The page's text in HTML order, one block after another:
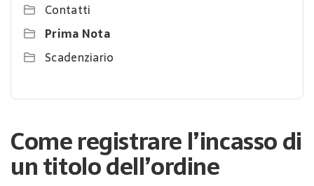
Contatti
Prima Nota
Scadenziario
Come registrare l’incasso di
un titolo dell’ordine